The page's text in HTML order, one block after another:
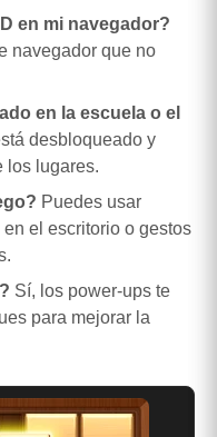
en mi navegador?
navegador que no
en la escuela o el
desbloqueado y
los lugares.
Puedes usar
el escritorio o gestos
Sí, los power-ups te
para mejorar la